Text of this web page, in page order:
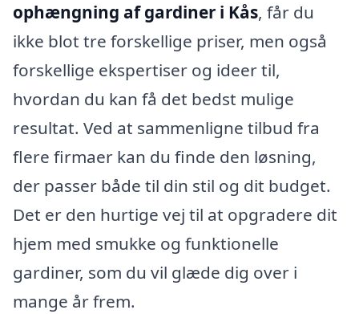
ophængning af gardiner i Kås, får du
ikke blot tre forskellige priser, men også
forskellige ekspertiser og ideer til,
hvordan du kan få det bedst mulige
resultat. Ved at sammenligne tilbud fra
flere firmaer kan du finde den løsning,
der passer både til din stil og dit budget.
Det er den hurtige vej til at opgradere dit
hjem med smukke og funktionelle
gardiner, som du vil glæde dig over i
mange år frem.